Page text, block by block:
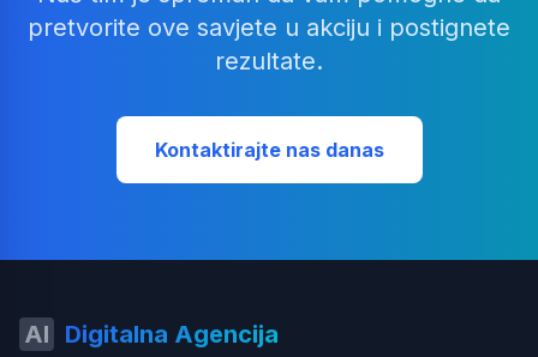
pretvorite ove savjete u akciju i postignete
rezultate.
Kontaktirajte nas danas
AI Digitalna Agencija